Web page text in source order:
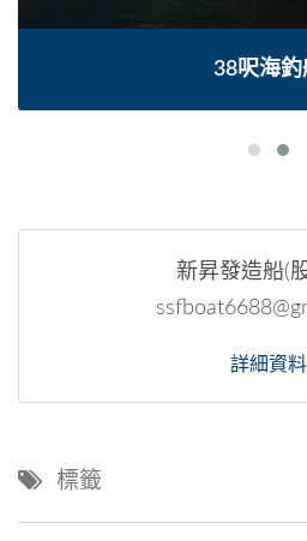
38呎海釣
新昇發造船(
詳細資料
標籤